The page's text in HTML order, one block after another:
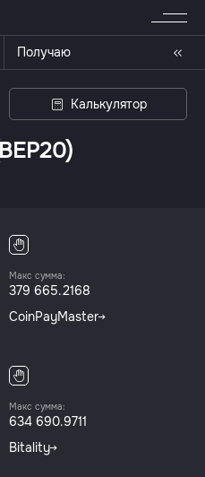
Получаю
Калькулятор
Макс сумма:
379 665.2168
CoinPayMaster
Макс сумма:
634 690.9711
Bitality